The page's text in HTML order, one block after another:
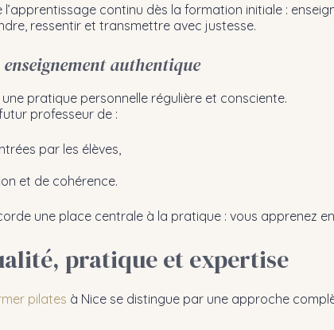
continu dès la formation initiale :
ressentir et transmettre avec justesse.
authentique
pratique personnelle régulière et consciente.
professeur de :
par les élèves,
et de cohérence.
une place centrale à la pratique : vous apprenez
pratique et expertise
pilates à Nice se distingue par une approche